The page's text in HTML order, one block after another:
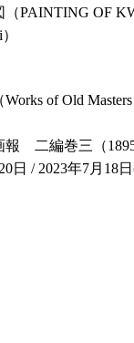
PAINTING OF
of Old Masters
報 二編巻三（
日 / 2023年7月18